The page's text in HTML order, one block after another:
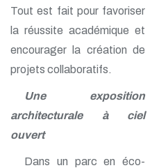
Tout est fait pour favoriser
la réussite académique et
encourager la création de
projets collaboratifs.
Une exposition
architecturale à ciel
ouvert
Dans un parc en éco-